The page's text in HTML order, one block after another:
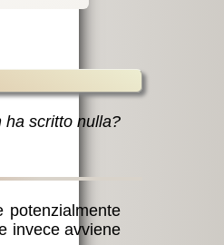
ha scritto nulla?
potenzialmente
invece avviene